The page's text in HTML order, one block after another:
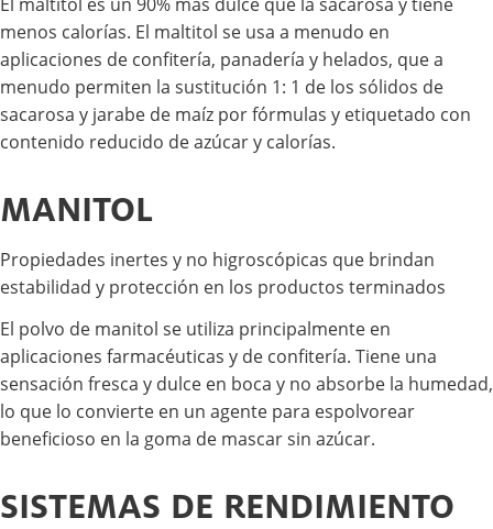
menos calorías. El maltitol se usa a menudo en
aplicaciones de confitería, panadería y helados, que a
menudo permiten la sustitución 1: 1 de los sólidos de
sacarosa y jarabe de maíz por fórmulas y etiquetado con
contenido reducido de azúcar y calorías.
MANITOL
Propiedades inertes y no higroscópicas que brindan
estabilidad y protección en los productos terminados
El polvo de manitol se utiliza principalmente en
aplicaciones farmacéuticas y de confitería. Tiene una
sensación fresca y dulce en boca y no absorbe la humedad,
lo que lo convierte en un agente para espolvorear
beneficioso en la goma de mascar sin azúcar.
SISTEMAS DE RENDIMIENTO